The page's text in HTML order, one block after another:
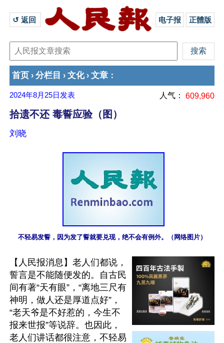
↺ 返回 电子报 正體版
首页 › 分栏目 › 文化› 文章 ：
2024年8月25日 发表 人气： 609,960
拾遗不还 毒誓应验（图）
刘晓
不轻易发誓，因为发了誓就要兑现，绝不会有例外。（网络图片）
【人民报消息】老人们都说，
誓言是不能随便发的。自古民
间有著“天有眼”，“离地三尺有
神明，做人还是厚道点好”，
“老天爷是不好惹的，今生不
报来世报”等说辞。也因此，
老人们讲话都很注意，不轻易